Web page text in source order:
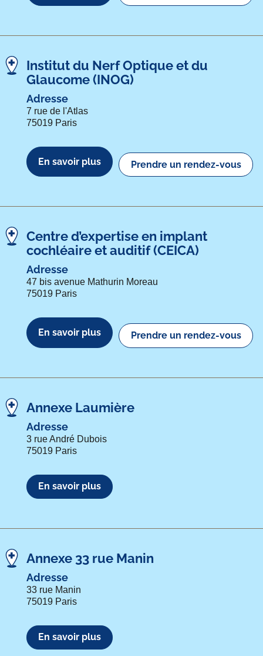
Institut du Nerf Optique et du
Glaucome (INOG)
Adresse
7 rue de l'Atlas
75019 Paris
En savoir plus Prendre un rendez-vous
Centre d’expertise en implant
cochléaire et auditif (CEICA)
Adresse
47 bis avenue Mathurin Moreau
75019 Paris
En savoir plus Prendre un rendez-vous
Annexe Laumière
Adresse
3 rue André Dubois
75019 Paris
En savoir plus
Annexe 33 rue Manin
Adresse
33 rue Manin
75019 Paris
En savoir plus